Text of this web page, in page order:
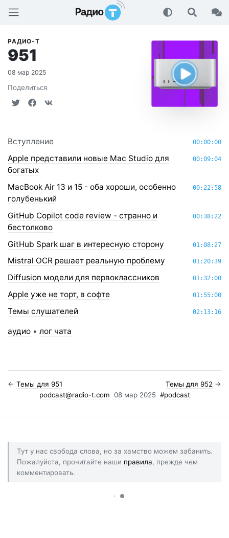
Радио-Т Подкаст
РАДИО-Т
951
08 мар 2025
Поделиться
00:00:00
Вступление
00:09:04
Apple представили новые Mac Studio для
богатых
00:22:58
MacBook Air 13 и 15 - оба хороши, особенно
голубенький
00:38:22
GitHub Copilot code review - странно и
бестолково
01:08:27
GitHub Spark шаг в интересную сторону
01:20:39
Mistral OCR решает реальную проблему
01:32:00
Diffusion модели для первоклассников
01:55:00
Apple уже не торт, в софте
02:13:16
Темы слушателей
аудио • лог чата
← Темы для 951 Темы для 952 →
podcast@radio-t.com 08 мар 2025 #podcast
Тут у нас свобода слова, но за хамство можем забанить.
Пожалуйста, прочитайте наши правила, прежде чем
комментировать.